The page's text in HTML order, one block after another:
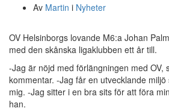
Av Martin i Nyheter
OV Helsinborgs lovande M6:a Johan
med den skånska ligaklubben ett år till.
-Jag är nöjd med förlängningen med OV,
kommentar. -Jag får en utvecklande
mig. -Jag sitter i en bra sits för att föra
han.